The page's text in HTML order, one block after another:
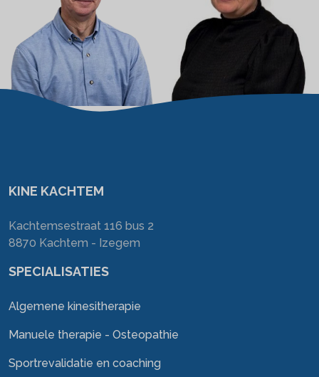
KINE KACHTEM
Kachtemsestraat 116 bus 2
8870 Kachtem - Izegem
SPECIALISATIES
Algemene kinesitherapie
Manuele therapie - Osteopathie
Sportrevalidatie en coaching